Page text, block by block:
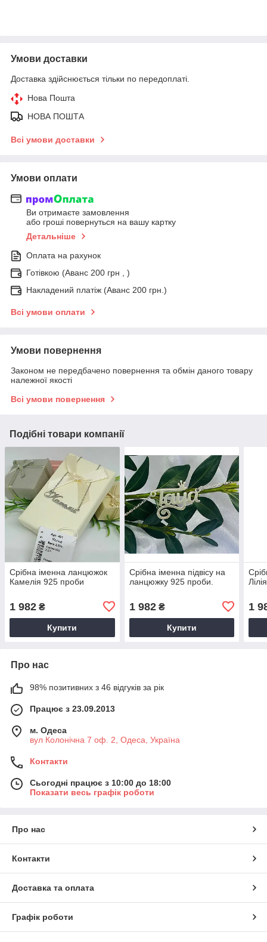
Умови доставки
Доставка здійснюється тільки по передоплаті.
Нова Пошта
НОВА ПОШТА
Всі умови доставки
Умови оплати
Ви отримаєте замовлення
або гроші повернуться на вашу картку
Детальніше
Оплата на рахунок
Готівкою (Аванс 200 грн , )
Накладений платіж (Аванс 200 грн.)
Всі умови оплати
Умови повернення
Законом не передбачено повернення та обмін даного товару
належної якості
Всі умови повернення
Подібні товари компанії
Срібна іменна ланцюжок
Камелія 925 проби
1 982 ₴
Купити
Срібна іменна підвісу на
ланцюжку 925 проби.
1 982₴
Купити
1
Про нас
98% позитивних з 46 відгуків за рік
Працює з 23.09.2013
м. Одеса
вул Колонічна 7 оф. 2, Одеса, Україна
Контакти
Сьогодні працює з 10:00 до 18:00
Показати весь графік роботи
Про нас
Контакти
Доставка та оплата
Графік роботи